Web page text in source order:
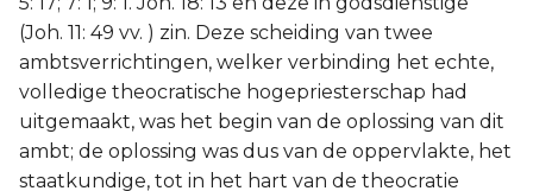
(Joh. 11: 49 vv. ) zin. Deze scheiding van twee
ambtsverrichtingen, welker verbinding het echte,
volledige theocratische hogepriesterschap had
uitgemaakt, was het begin van de oplossing van dit
ambt; de oplossing was dus van de oppervlakte, het
staatkundige, tot in het hart van de theocratie